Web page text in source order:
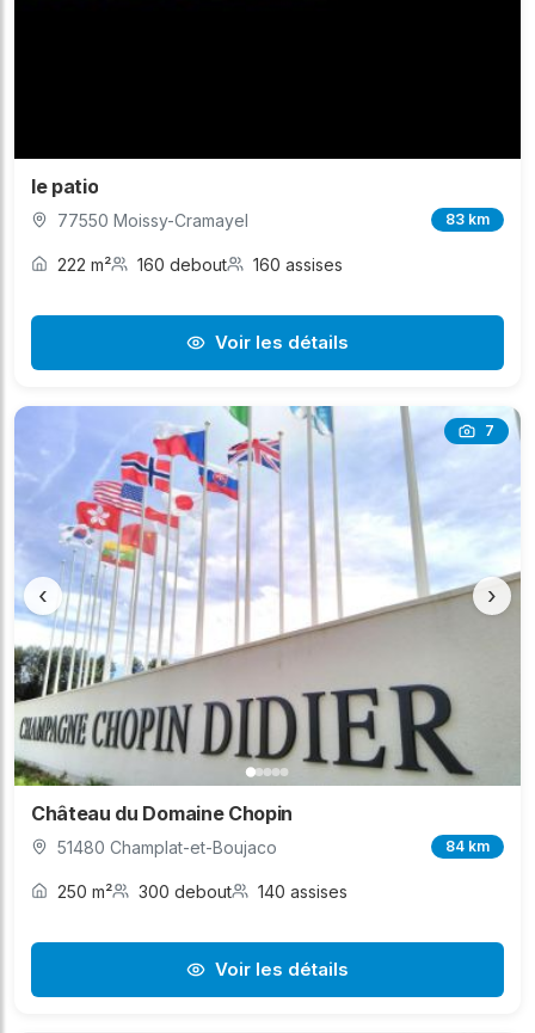
le patio
77550 Moissy-Cramayel 83 km
222 m² 160 debout 160 assises
Voir les détails
7
‹ ›
Château du Domaine Chopin
51480 Champlat-et-Boujaco 84 km
250 m² 300 debout 140 assises
Voir les détails